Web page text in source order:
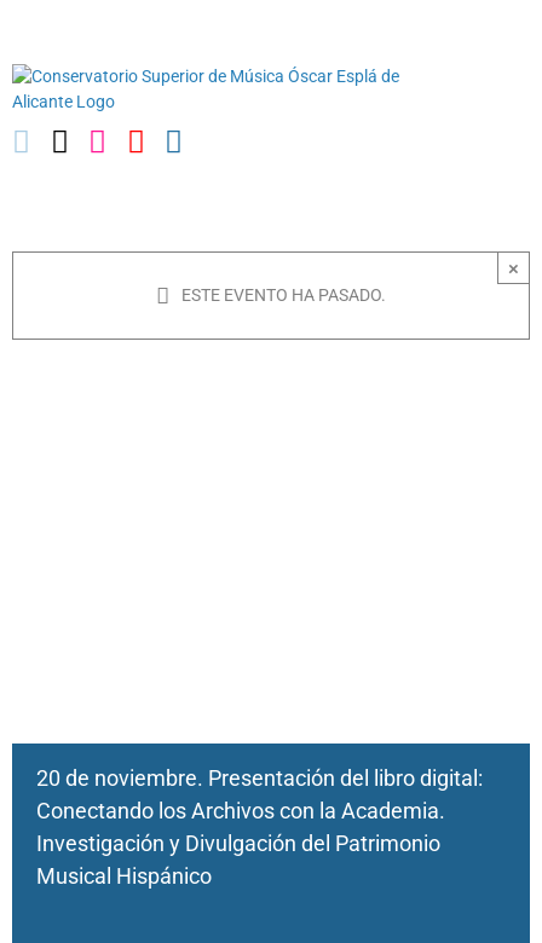
contenido
×
ESTE EVENTO HA PASADO.
20 de noviembre. Presentación del libro digital:
Conectando los Archivos con la Academia.
Investigación y Divulgación del Patrimonio
Musical Hispánico